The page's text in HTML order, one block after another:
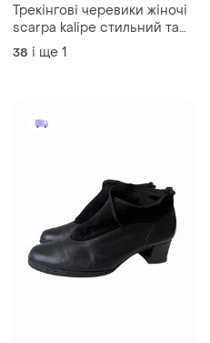
Трекінгові черевики жіночі
scarpa kalipe стильний та
яскравий дизайн
38 і ще 1